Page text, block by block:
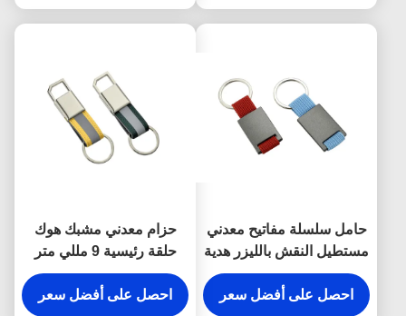
حامل سلسلة مفاتيح معدني
مستطيل النقش بالليزر هدية
تذكارية من القماش
احصل على أفضل سعر
حزام معدني مشبك هوك
حلقة رئيسية 9 مللي متر
سمك مشرق قماش مفتاح
حامل هدايا تذكارية
احصل على أفضل سعر